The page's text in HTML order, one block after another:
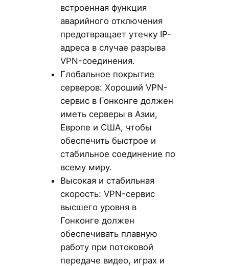
встроенная функция
аварийного отключения
предотвращает утечку IP-
адреса в случае разрыва
VPN-соединения.
Глобальное покрытие
серверов: Хороший VPN-
сервис в Гонконге должен
иметь серверы в Азии,
Европе и США, чтобы
обеспечить быстрое и
стабильное соединение по
всему миру.
Высокая и стабильная
скорость: VPN-сервис
высшего уровня в
Гонконге должен
обеспечивать плавную
работу при потоковой
передаче видео, играх и